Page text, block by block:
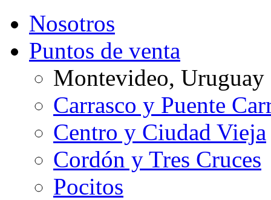
Nosotros
Puntos de venta
Montevideo, Uruguay
Carrasco y Puente
Centro y Ciudad Vieja
Cordón y Tres Cruces
Pocitos